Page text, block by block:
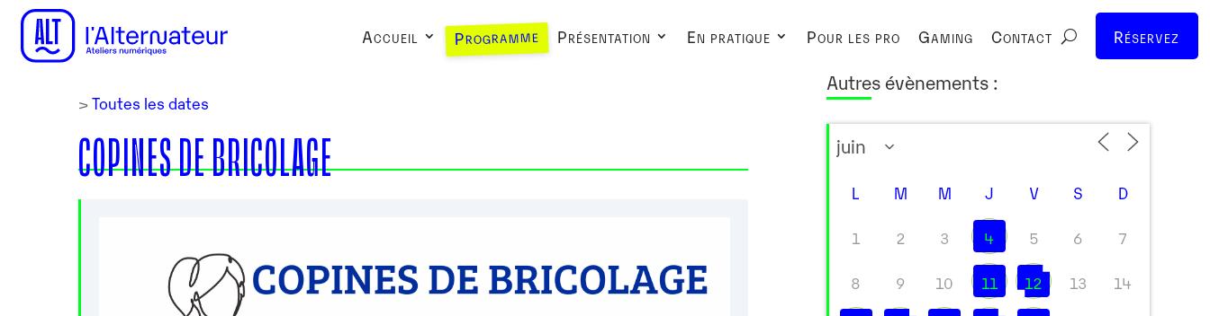
Accueil Programme Présentation En pratique Pour les pro Gaming Contact Réservez
> Toutes les dates
COPINES DE BRICOLAGE
Autres évènements :
L M M J V S D
1 2 3 4 5 6 7
8 9 10 11 12 13 14